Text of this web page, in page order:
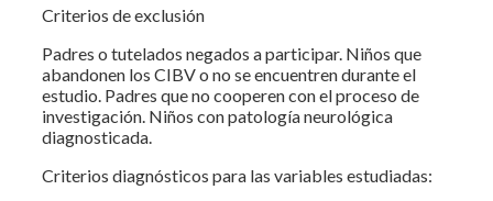
Criterios de exclusión
Padres o tutelados negados a participar. Niños que
abandonen los CIBV o no se encuentren durante el
estudio. Padres que no cooperen con el proceso de
investigación. Niños con patología neurológica
diagnosticada.
Criterios diagnósticos para las variables estudiadas: